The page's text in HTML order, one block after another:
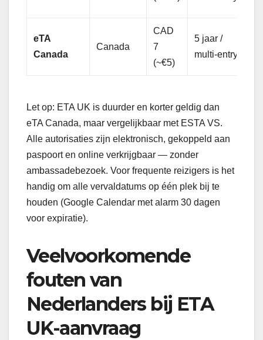
eTA
Canada
Canada
CAD
7
(~€5)
5 jaar /
multi-entry
Let op: ETA UK is duurder en korter geldig dan
eTA Canada, maar vergelijkbaar met ESTA VS.
Alle autorisaties zijn elektronisch, gekoppeld aan
paspoort en online verkrijgbaar — zonder
ambassadebezoek. Voor frequente reizigers is het
handig om alle vervaldatums op één plek bij te
houden (Google Calendar met alarm 30 dagen
voor expiratie).
Veelvoorkomende
fouten van
Nederlanders bij ETA
UK-aanvraag